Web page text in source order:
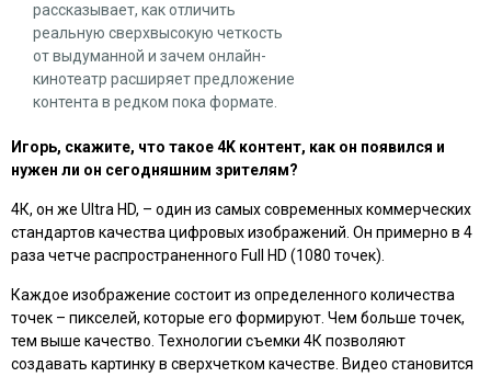
рассказывает, как отличить
реальную сверхвысокую четкость
от выдуманной и зачем онлайн-
кинотеатр расширяет предложение
контента в редком пока формате.
Игорь, скажите, что такое 4K контент, как он появился и
нужен ли он сегодняшним зрителям?
4К, он же Ultra HD, – один из самых современных коммерческих
стандартов качества цифровых изображений. Он примерно в 4
раза четче распространенного Full HD (1080 точек).
Каждое изображение состоит из определенного количества
точек – пикселей, которые его формируют. Чем больше точек,
тем выше качество. Технологии съемки 4К позволяют
создавать картинку в сверхчетком качестве. Видео становится